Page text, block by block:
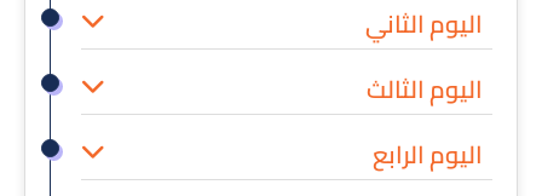
اليوم الثاني
اليوم الثالث
اليوم الرابع